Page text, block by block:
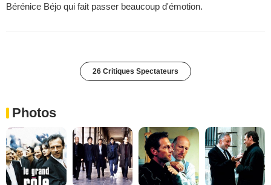
Bérénice Béjo qui fait passer beaucoup d'émotion.
26 Critiques Spectateurs
Photos